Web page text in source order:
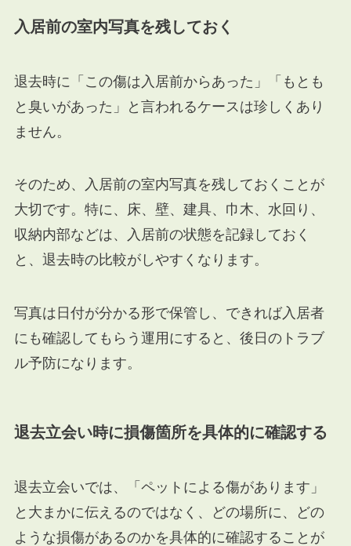
入居前の室内写真を残しておく
退去時に「この傷は入居前からあった」「もとも
と臭いがあった」と言われるケースは珍しくあり
ません。
そのため、入居前の室内写真を残しておくことが
大切です。特に、床、壁、建具、巾木、水回り、
収納内部などは、入居前の状態を記録しておく
と、退去時の比較がしやすくなります。
写真は日付が分かる形で保管し、できれば入居者
にも確認してもらう運用にすると、後日のトラブ
ル予防になります。
退去立会い時に損傷箇所を具体的に確認する
退去立会いでは、「ペットによる傷があります」
と大まかに伝えるのではなく、どの場所に、どの
ような損傷があるのかを具体的に確認することが